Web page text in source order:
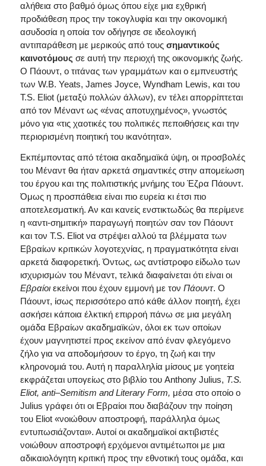
αλήθεια στο βαθμό όμως όπου είχε μια εχθρική
προδιάθεση προς την τοκογλυφία και την οικονομική
ασυδοσία η οποία τον οδήγησε σε ιδεολογική
αντιπαράθεση με μερικούς από τους σημαντικούς
καινοτόμους σε αυτή την περιοχή της οικονομικής ζωής.
Ο Πάουντ, ο τιτάνας των γραμμάτων και ο εμπνευστής
των W.B. Yeats, James Joyce, Wyndham Lewis, και του
T.S. Eliot (μεταξύ πολλών άλλων), εν τέλει απορρίπτεται
από τον Μέναντ ως «ένας αποτυχημένος», γνωστός
μόνο για «τις χαοτικές του πολιτικές πεποιθήσεις και την
περιορισμένη ποιητική του ικανότητα».
Εκπέμποντας από τέτοια ακαδημαϊκά ύψη, οι προσβολές
του Μέναντ θα ήταν αρκετά σημαντικές στην απομείωση
του έργου και της πολιτιστικής μνήμης του Έζρα Πάουντ.
Όμως η προσπάθεια είναι πιο ευρεία κι έτσι πιο
αποτελεσματική. Αν και κανείς ενστικτωδώς θα περίμενε
η «αντι-σημιτική» παραγωγή ποιητών σαν τον Πάουντ
και τον T.S. Eliot να στρέψει αλλού τα βλέμματα των
Εβραίων κριτικών λογοτεχνίας, η πραγματικότητα είναι
αρκετά διαφορετική. Όντως, ως αντίστροφο είδωλο των
ισχυρισμών του Μέναντ, τελικά διαφαίνεται ότι είναι οι
Εβραίοι εκείνοι που έχουν εμμονή με τον Πάουντ. Ο
Πάουντ, ίσως περισσότερο από κάθε άλλον ποιητή, έχει
ασκήσει κάποια έλκτική επιρροή πάνω σε μια μεγάλη
ομάδα Εβραίων ακαδημαϊκών, όλοι εκ των οποίων
έχουν μαγνητιστεί προς εκείνον από έναν φλεγόμενο
ζήλο για να αποδομήσουν το έργο, τη ζωή και την
κληρονομιά του. Αυτή η παραλληλία μίσους με γοητεία
εκφράζεται υπογείως στο βιβλίο του Anthony Julius, T.S.
Eliot, anti–Semitism and Literary Form, μέσα στο οποίο ο
Julius γράφει ότι οι Εβραίοι που διαβάζουν την ποίηση
του Eliot «νοιώθουν αποστροφή, παράλληλα όμως
εντυπωσιάζονται». Αυτοί οι ακαδημαϊκοί ακτιβιστές
νοιώθουν αποστροφή ερχόμενοι αντιμέτωποι με μια
αδικαιολόγητη κριτική προς την εθνοτική τους ομάδα, και